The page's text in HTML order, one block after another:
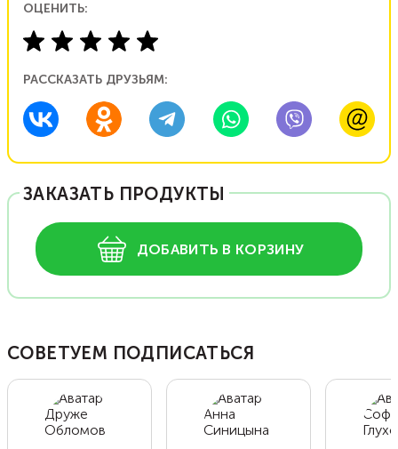
ОЦЕНИТЬ:
РАССКАЗАТЬ ДРУЗЬЯМ:
ЗАКАЗАТЬ ПРОДУКТЫ
ДОБАВИТЬ В КОРЗИНУ
СОВЕТУЕМ ПОДПИСАТЬСЯ